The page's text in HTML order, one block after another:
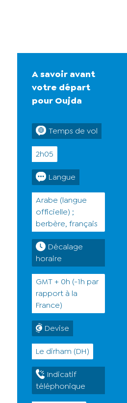
A savoir avant
votre départ
pour Oujda
Temps de vol
2h05
Langue
Arabe (langue
officielle) ;
berbère, français
Décalage
horaire
GMT + 0h (-1h par
rapport à la
France)
Devise
Le dirham (DH)
Indicatif
téléphonique